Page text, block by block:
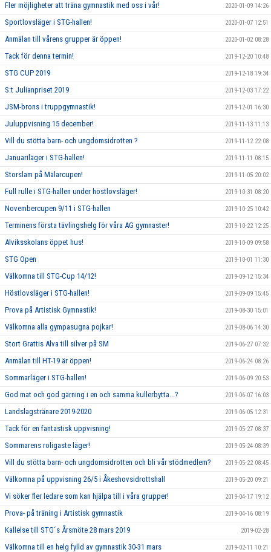
Fler möjligheter att träna gymnastik med oss i vår! 2020-01-09 14:26
Sportlovsläger i STG-hallen! 2020-01-07 12:51
Anmälan till vårens grupper är öppen! 2020-01-02 08:28
Tack för denna termin! 2019-12-20 10:48
STG CUP 2019 2019-12-18 19:34
S:t Julianpriset 2019 2019-12-03 17:22
JSM-brons i truppgymnastik! 2019-12-01 16:30
Juluppvisning 15 december! 2019-11-13 11:13
Vill du stötta barn- och ungdomsidrotten ? 2019-11-12 22:08
Januariläger i STG-hallen! 2019-11-11 08:15
Storslam på Mälarcupen! 2019-11-05 20:02
Full rulle i STG-hallen under höstlovsläger! 2019-10-31 08:20
Novembercupen 9/11 i STG-hallen 2019-10-25 10:42
Terminens första tävlingshelg för våra AG gymnaster! 2019-10-22 12:25
Alviksskolans öppet hus! 2019-10-09 09:58
STG Open 2019-10-01 11:30
Välkomna till STG-Cup 14/12! 2019-09-12 15:34
Höstlovsläger i STG-hallen! 2019-09-09 15:45
Prova på Artistisk Gymnastik! 2019-08-30 15:01
Välkomna alla gympasugna pojkar! 2019-08-06 14:30
Stort Grattis Alva till silver på SM 2019-06-27 07:32
Anmälan till HT-19 är öppen! 2019-06-24 08:26
Sommarläger i STG-hallen! 2019-06-09 20:53
God mat och god gärning i en och samma kullerbytta...? 2019-06-07 16:03
Landslagstränare 2019-2020 2019-06-05 12:31
Tack för en fantastisk uppvisning! 2019-05-27 08:37
Sommarens roligaste läger! 2019-05-24 08:39
Vill du stötta barn- och ungdomsidrotten och bli vår stödmedlem? 2019-05-22 08:45
Välkomna på uppvisning 26/5 i Åkeshovsidrottshall 2019-05-20 09:21
Vi söker fler ledare som kan hjälpa till i våra grupper! 2019-04-17 19:12
Prova- på träning i Artistisk gymnastik 2019-04-16 08:19
Kallelse till STG´s Årsmöte 28 mars 2019 2019-02-28
Välkomna till en helg fylld av gymnastik 30-31 mars 2019-02-11 10:21